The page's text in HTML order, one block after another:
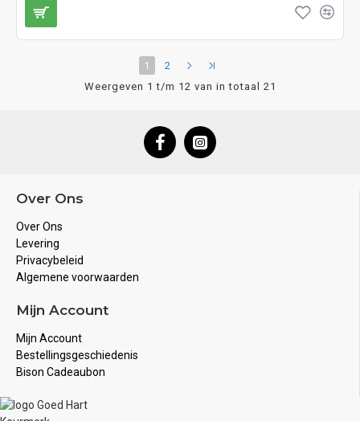
1
2
Weergeven 1 t/m 12 van in totaal 21
Over Ons
Over Ons
Levering
Privacybeleid
Algemene voorwaarden
Mijn Account
Mijn Account
Bestellingsgeschiedenis
Bison Cadeaubon